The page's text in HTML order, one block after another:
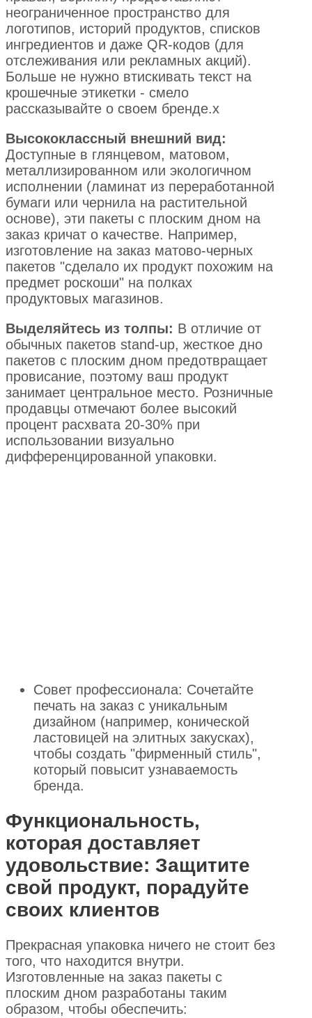
неограниченное пространство для
логотипов, историй продуктов, списков
ингредиентов и даже QR-кодов (для
отслеживания или рекламных акций).
Больше не нужно втискивать текст на
крошечные этикетки - смело
рассказывайте о своем бренде.x
Высококлассный внешний вид:
Доступные в глянцевом, матовом,
металлизированном или экологичном
исполнении (ламинат из переработанной
бумаги или чернила на растительной
основе), эти пакеты с плоским дном на
заказ кричат о качестве. Например,
изготовление на заказ матово-черных
пакетов "сделало их продукт похожим на
предмет роскоши" на полках
продуктовых магазинов.
Выделяйтесь из толпы: В отличие от
обычных пакетов stand-up, жесткое дно
пакетов с плоским дном предотвращает
провисание, поэтому ваш продукт
занимает центральное место. Розничные
продавцы отмечают более высокий
процент расхвата 20-30% при
использовании визуально
дифференцированной упаковки.
Совет профессионала: Сочетайте
печать на заказ с уникальным
дизайном (например, конической
ластовицей на элитных закусках),
чтобы создать "фирменный стиль",
который повысит узнаваемость
бренда.
Функциональность,
которая доставляет
удовольствие: Защитите
свой продукт, порадуйте
своих клиентов
Прекрасная упаковка ничего не стоит без
того, что находится внутри.
Изготовленные на заказ пакеты с
плоским дном разработаны таким
образом, чтобы обеспечить: